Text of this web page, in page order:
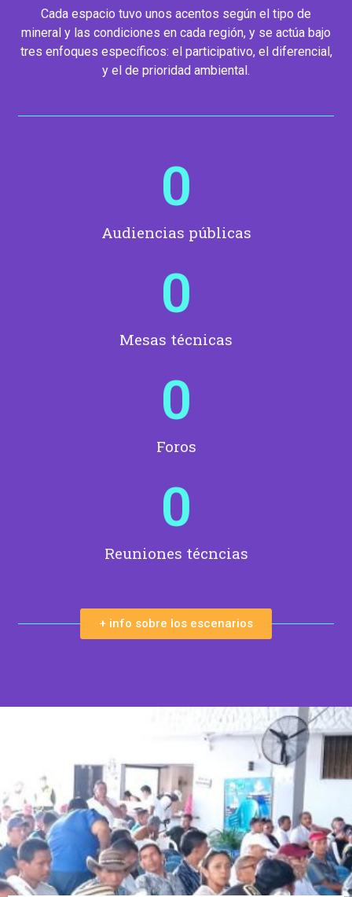
Cada espacio tuvo unos acentos según el tipo de
mineral y las condiciones en cada región, y se actúa bajo
tres enfoques específicos: el participativo, el diferencial,
y el de prioridad ambiental.
Audiencias públicas
0
Mesas técnicas
0
Foros
0
Reuniones técncias
0
+ info sobre los escenarios